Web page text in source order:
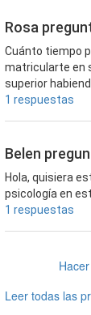
Rosa
Cuánto tiempo
matricularte en
superior
1 respuestas
Belen
Hola, quisiera
psicología en
1 respuestas
Leer todas las